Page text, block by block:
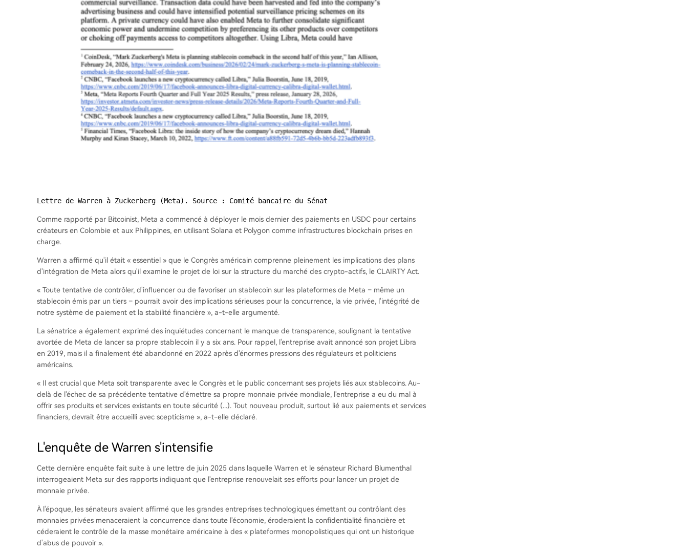
Lettre de Warren à Zuckerberg (Meta). Source : Comité bancaire du Sénat
Comme rapporté par Bitcoinist, Meta a commencé à déployer le mois dernier des paiements en USDC pour certains
créateurs en Colombie et aux Philippines, en utilisant Solana et Polygon comme infrastructures blockchain prises en
charge.
Warren a affirmé qu'il était « essentiel » que le Congrès américain comprenne pleinement les implications des plans
d'intégration de Meta alors qu'il examine le projet de loi sur la structure du marché des crypto-actifs, le CLAIRTY Act.
« Toute tentative de contrôler, d'influencer ou de favoriser un stablecoin sur les plateformes de Meta – même un
stablecoin émis par un tiers – pourrait avoir des implications sérieuses pour la concurrence, la vie privée, l'intégrité de
notre système de paiement et la stabilité financière », a-t-elle argumenté.
La sénatrice a également exprimé des inquiétudes concernant le manque de transparence, soulignant la tentative
avortée de Meta de lancer sa propre stablecoin il y a six ans. Pour rappel, l'entreprise avait annoncé son projet Libra
en 2019, mais il a finalement été abandonné en 2022 après d'énormes pressions des régulateurs et politiciens
américains.
« Il est crucial que Meta soit transparente avec le Congrès et le public concernant ses projets liés aux stablecoins. Au-
delà de l'échec de sa précédente tentative d'émettre sa propre monnaie privée mondiale, l'entreprise a eu du mal à
offrir ses produits et services existants en toute sécurité (...). Tout nouveau produit, surtout lié aux paiements et services
financiers, devrait être accueilli avec scepticisme », a-t-elle déclaré.
L'enquête de Warren s'intensifie
Cette dernière enquête fait suite à une lettre de juin 2025 dans laquelle Warren et le sénateur Richard Blumenthal
interrogeaient Meta sur des rapports indiquant que l'entreprise renouvelait ses efforts pour lancer un projet de
monnaie privée.
À l'époque, les sénateurs avaient affirmé que les grandes entreprises technologiques émettant ou contrôlant des
monnaies privées menaceraient la concurrence dans toute l'économie, éroderaient la confidentialité financière et
céderaient le contrôle de la masse monétaire américaine à des « plateformes monopolistiques qui ont un historique
d'abus de pouvoir ».